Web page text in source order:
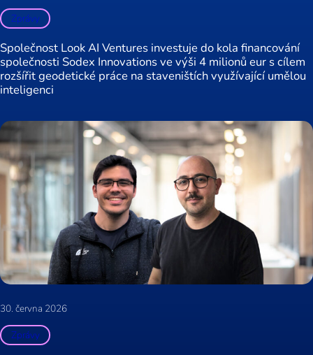
Zprávy
Společnost Look AI Ventures investuje do kola financování
společnosti Sodex Innovations ve výši 4 milionů eur s cílem
rozšířit geodetické práce na staveništích využívající umělou
inteligenci
30. června 2026
Zprávy